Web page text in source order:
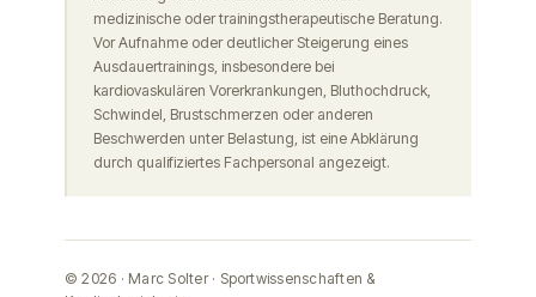
medizinische oder trainingstherapeutische Beratung.
Vor Aufnahme oder deutlicher Steigerung eines
Ausdauertrainings, insbesondere bei
kardiovaskulären Vorerkrankungen, Bluthochdruck,
Schwindel, Brustschmerzen oder anderen
Beschwerden unter Belastung, ist eine Abklärung
durch qualifiziertes Fachpersonal angezeigt.
© 2026 · Marc Solter · Sportwissenschaften &